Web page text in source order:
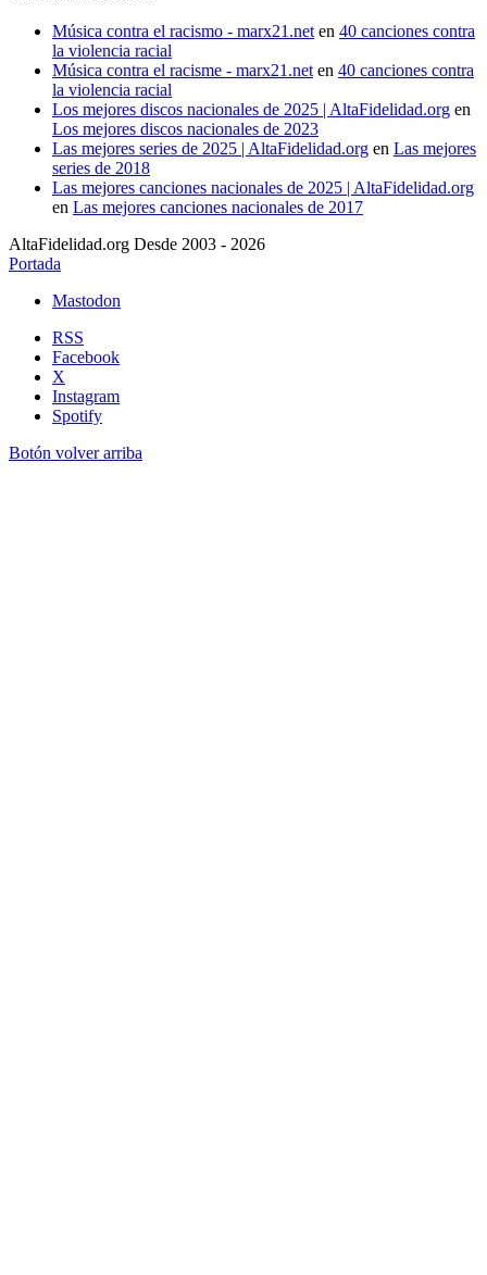
Música contra el racismo - marx21.net en 40 canciones contra
la violencia racial
Música contra el racisme - marx21.net en 40 canciones contra
la violencia racial
Los mejores discos nacionales de 2025 | AltaFidelidad.org en
Los mejores discos nacionales de 2023
Las mejores series de 2025 | AltaFidelidad.org en Las mejores
series de 2018
Las mejores canciones nacionales de 2025 | AltaFidelidad.org
en Las mejores canciones nacionales de 2017
AltaFidelidad.org Desde 2003 - 2026
Portada
Mastodon
RSS
Facebook
X
Instagram
Spotify
Botón volver arriba